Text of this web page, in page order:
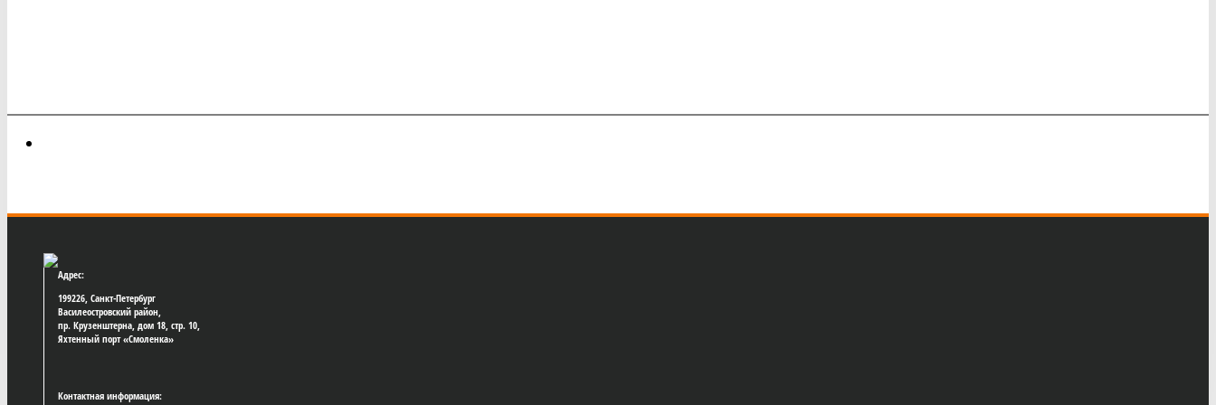
Адрес:
199226, Санкт-Петербург
Василеостровский район,
пр. Крузенштерна, дом 18, стр. 10,
Яхтенный порт «Смоленка»
Контактная информация: